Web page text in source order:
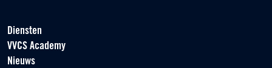
Diensten
VVCS Academy
Nieuws